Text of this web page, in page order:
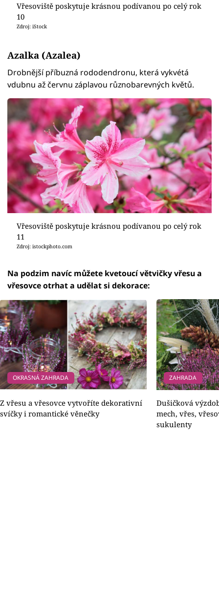
Vřesoviště poskytuje krásnou podívanou po celý rok
10
Zdroj: iStock
Azalka (Azalea)
Drobnější příbuzná rododendronu, která vykvétá
vdubnu až červnu záplavou různobarevných květů.
Vřesoviště poskytuje krásnou podívanou po celý rok
11
Zdroj: istockphoto.com
Na podzim navíc můžete kvetoucí větvičky vřesu a
vřesovce otrhat a udělat si dekorace:
OKRASNÁ ZAHRADA
Z vřesu a vřesovce vytvoříte dekorativní
svíčky i romantické věnečky
ZAHRADA
Dušičková
mech, vřes,
sukulenty